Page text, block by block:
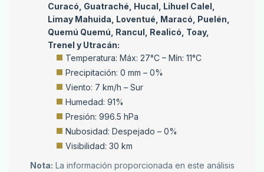
Curacó, Guatraché, Hucal, Lihuel Calel,
Limay Mahuida, Loventué, Maracó, Puelén,
Quemú Quemú, Rancul, Realicó, Toay,
Trenel y Utracán:
Temperatura: Máx: 27°C – Mín: 11°C
Precipitación: 0 mm – 0%
Viento: 7 km/h – Sur
Humedad: 91%
Presión: 996.5 hPa
Nubosidad: Despejado – 0%
Visibilidad: 30 km
Nota: La información proporcionada en este análisis